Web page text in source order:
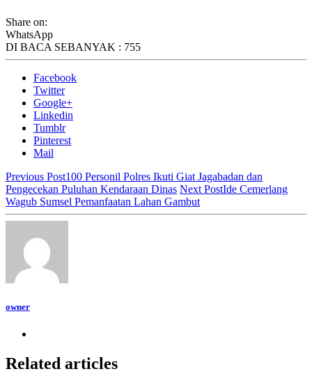
Share on:
WhatsApp
DI BACA SEBANYAK : 755
Facebook
Twitter
Google+
Linkedin
Tumblr
Pinterest
Mail
Previous Post100 Personil Polres Ikuti Giat Jagabadan dan
Pengecekan Puluhan Kendaraan Dinas Next PostIde Cemerlang
Wagub Sumsel Pemanfaatan Lahan Gambut
owner
Related articles